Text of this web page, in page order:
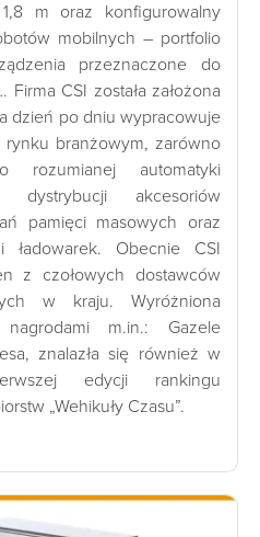
m oraz konfigurowalny
mobilnych – portfolio
przeznaczone do
CSI została założona
dzień po dniu wypracowuje
branżowym, zarówno
rozumianej automatyki
akcesoriów
pamięci masowych oraz
ładowarek. Obecnie CSI
z czołowych dostawców
w kraju. Wyróżniona
m.in.: Gazele
znalazła się również w
edycji rankingu
„Wehikuły Czasu”.